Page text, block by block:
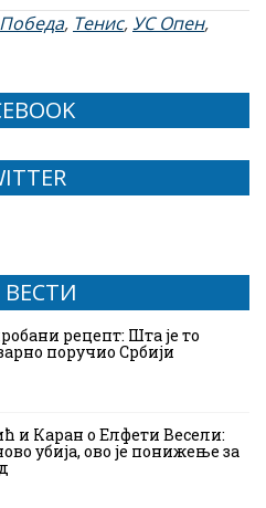
Победа, Тенис,УС Опен,
ВЕСТИ
рецепт: Шта је то
поручио Србији
и Каран о Елфети Весели:
убија, ово је понижење за